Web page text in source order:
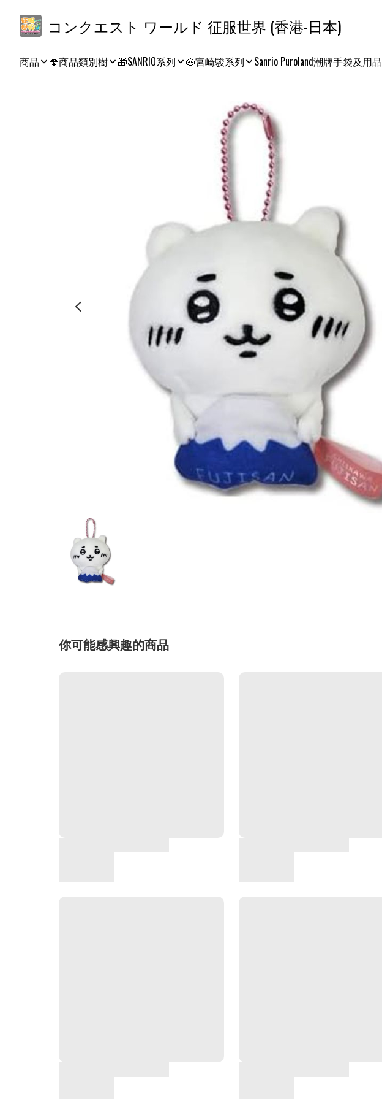
コンクエスト ワールド 征服世界 (香港-日本)
商品 🍄商品類別樹 🎁SANRIO系列 🐽宮崎駿系列 Sanrio Puroland潮牌手袋及用品
你可能感興趣的商品